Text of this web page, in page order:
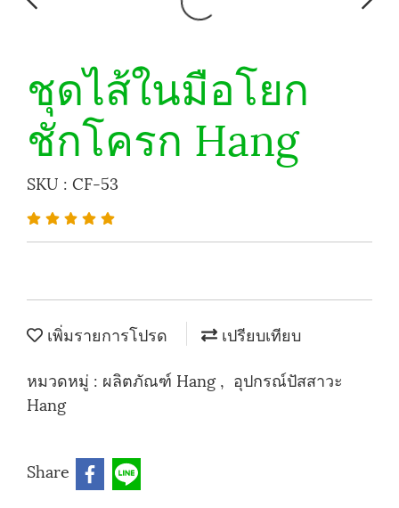
ชุดไส้ในมือโยก
ชักโครก Hang
SKU : CF-53
เพิ่มรายการโปรด
เปรียบเทียบ
หมวดหมู่ : ผลิตภัณฑ์ Hang, อุปกรณ์ปัสสาวะ
Hang
Share